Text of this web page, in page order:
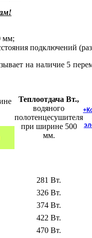
мм;
подключений
на наличие 5
Теплоотдача Вт.,
водяного
полотенцесушителя
при ширине 500
мм.
281 Вт.
326 Вт.
374 Вт.
422 Вт.
470 Вт.